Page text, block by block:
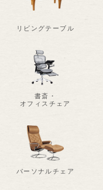
リビングテーブル
書斎・
オフィスチェア
パーソナルチェア